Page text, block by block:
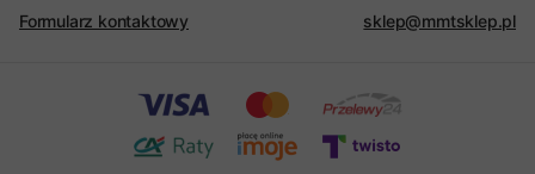
Formularz kontaktowy sklep@mmtsklep.pl